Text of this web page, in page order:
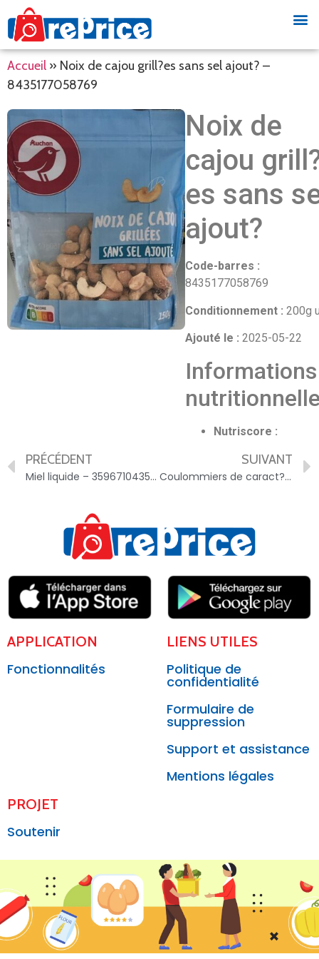
Accueil » Noix de cajou grill?es sans sel ajout? –
8435177058769
Noix de
cajou
es sans
ajout?
Code-barres :
8435177058769
Conditionnement : 200g
Ajouté le : 2025-05-22
Informations
Nutriscore :
PRÉCÉDENT
Miel liquide – 3596710435883
SUIVANT
Coulommiers de caract?re – 3228023120155
APPLICATION
Fonctionnalités
LIENS UTILES
Politique de
confidentialité
Formulaire de
suppression
Support et assistance
Mentions légales
PROJET
Soutenir